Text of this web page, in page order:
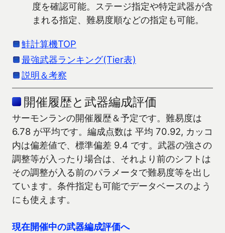
度を確認可能。ステージ指定や特定武器が含
まれる指定、難易度順などの指定も可能。
鮭計算機TOP
最強武器ランキング(Tier表)
説明＆考察
開催履歴と武器編成評価
サーモンランの開催履歴＆予定です。難易度は
6.78 が平均です。編成点数は 平均 70.92, カッコ
内は偏差値で、標準偏差 9.4 です。武器の強さの
調整等が入ったり場合は、それより前のシフトは
その調整が入る前のパラメータで難易度等を出し
ています。条件指定も可能でデータベースのよう
にも使えます。
現在開催中の武器編成評価へ